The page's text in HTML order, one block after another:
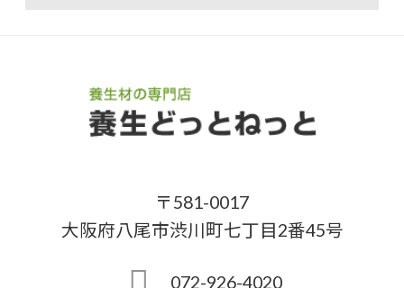
〒581-0017
大阪府八尾市渋川町七丁目2番45号
072-926-4020